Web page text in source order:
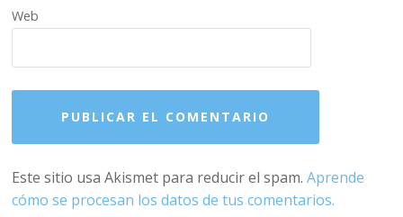
Web
Este sitio usa Akismet para reducir el spam.Aprende
cómo se procesan los datos de tus comentarios.